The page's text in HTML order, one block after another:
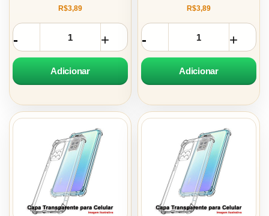
R$3,89
Adicionar
R$3,89
Adicionar